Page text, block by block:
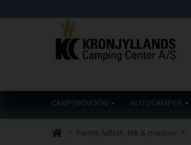
CAMPINGVOGN AUTOCAMPER
Fortelt, lufttelt, telt & markiser